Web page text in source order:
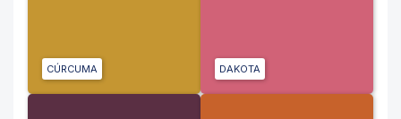
CÚRCUMA DAKOTA